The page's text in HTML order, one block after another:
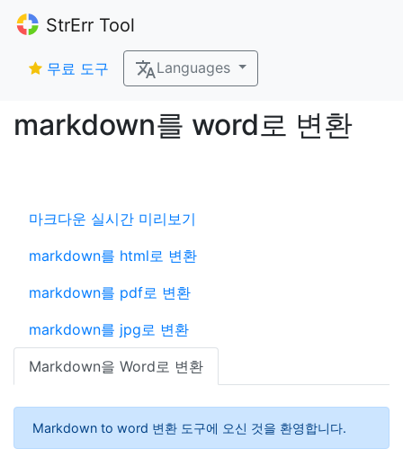
StrErr Tool
무료 도구 Languages
markdown를 word로 변환
마크다운 실시간 미리보기
markdown를 html로 변환
markdown를 pdf로 변환
markdown를 jpg로 변환
Markdown을 Word로 변환
Markdown to word 변환 도구에 오신 것을 환영합니다.